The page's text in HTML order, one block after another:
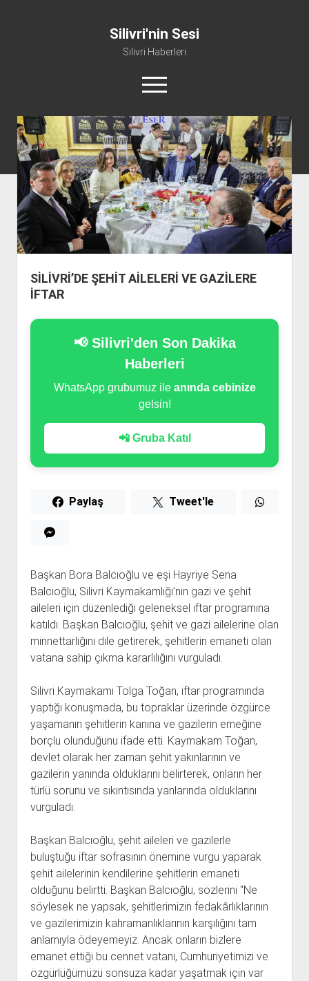
Silivri'nin Sesi
Silivri Haberleri
m
e
ü
y
ü
a
facebook youtube silivri@silivrininsesi1.com whatsapp
Manifesto
Gündem
Haber
Spor
Künye ve İletişim
SİLİVRİ’DE ŞEHİT AİLELERİ VE GAZİLERE
İFTAR
📢 Silivri'den Son Dakika
Haberleri
WhatsApp grubumuz ile anında cebinize
gelsin!
📲 Gruba Katıl
Paylaş Tweet'le
Başkan Bora Balcıoğlu ve eşi Hayriye Sena
Balcıoğlu, Silivri Kaymakamlığı’nın gazi ve şehit
aileleri için düzenlediği geleneksel iftar programına
katıldı. Başkan Balcıoğlu, şehit ve gazi ailelerine olan
minnettarlığını dile getirerek, şehitlerin emaneti olan
vatana sahip çıkma kararlılığını vurguladı.
Silivri Kaymakamı Tolga Toğan, iftar programında
yaptığı konuşmada, bu topraklar üzerinde özgürce
yaşamanın şehitlerin kanına ve gazilerin emeğine
borçlu olunduğunu ifade etti. Kaymakam Toğan,
devlet olarak her zaman şehit yakınlarının ve
gazilerin yanında olduklarını belirterek, onların her
türlü sorunu ve sıkıntısında yanlarında olduklarını
vurguladı.
Başkan Balcıoğlu, şehit aileleri ve gazilerle
buluştuğu iftar sofrasının önemine vurgu yaparak
şehit ailelerinin kendilerine şehitlerin emaneti
olduğunu belirtti. Başkan Balcıoğlu, sözlerini “Ne
söylesek ne yapsak, şehitlerimizin fedakârlıklarının
ve gazilerimizin kahramanlıklarının karşılığını tam
anlamıyla ödeyemeyiz. Ancak onların bizlere
emanet ettiği bu cennet vatanı, Cumhuriyetimizi ve
özgürlüğümüzü sonsuza kadar yaşatmak için var